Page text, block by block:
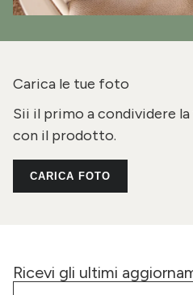
Carica le tue foto
Sii il primo a condividere
con il prodotto.
CARICA FOTO
Ricevi gli ultimi